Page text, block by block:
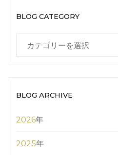
BLOG CATEGORY
BLOG ARCHIVE
2026年
2025年